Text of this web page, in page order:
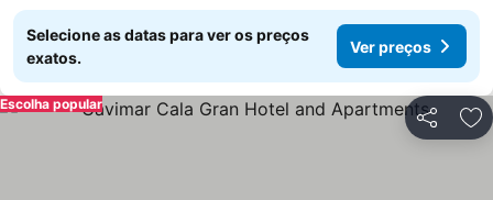
Selecione as datas para ver os preços
exatos.
Ver preços
Partilhar
Escolha popular